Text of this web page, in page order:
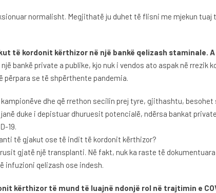
normalisht. Megjithatë ju duhet të flisni me mjekun
të kordonit kërthizor në një bankë qelizash staminale.
bankë private a publike, kjo nuk i vendos ato aspak në rrezik
përpara se të shpërthente pandemia.
dhe që rrethon secilin prej tyre, gjithashtu,
duke i depistuar dhuruesit potencialë, ndërsa bankat
19.
të gjakut ose të indit të kordonit kërthizor?
gjatë një transplanti. Në fakt, nuk ka raste të
qelizash ose indesh.
kërthizor të mund të luajnë ndonjë rol në trajtimin e